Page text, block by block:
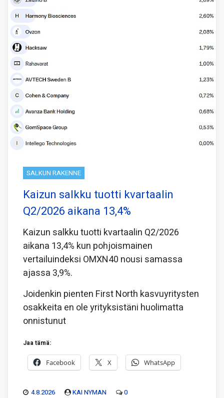
SALKUN RAKENNE
Kaizun salkku tuotti kvartaalin
Q2/2026 aikana 13,4%
Kaizun salkku tuotti kvartaalin Q2/2026
aikana 13,4% kun pohjoismainen
vertailuindeksi OMXN40 nousi samassa
ajassa 3,9%.
Joidenkin pienten First North kasvuyritysten
osakkeita en ole yrityksistäni huolimatta
onnistunut
Jaa tämä:
Facebook X WhatsApp
4.8.2026 KAI NYMAN 0